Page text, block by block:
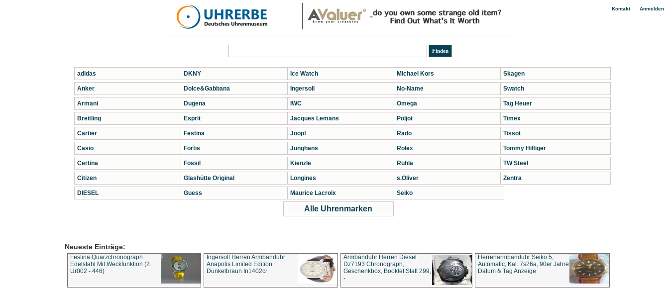
Kontakt| Anmelden
adidas
Anker
Armani
Breitling
Cartier
Casio
Certina
Citizen
DIESEL
DKNY
Dolce&Gabbana
Dugena
Esprit
Festina
Fortis
Fossil
Glashütte Original
Guess
Ice Watch
Ingersoll
IWC
Jacques Lemans
Joop!
Junghans
Kienzle
Longines
Maurice Lacroix
Michael Kors
No-Name
Omega
Poljot
Rado
Rolex
Ruhla
s.Oliver
Seiko
Skagen
Swatch
Tag Heuer
Timex
Tissot
Tommy Hilfiger
TW Steel
Zentra
Alle Uhrenmarken
Neueste Einträge:
Festina Quarzchronograph
Edelstahl Mit Weckfunktion (2.
Ur002 - 446)
Ingersoll Herren Armbanduhr
Anapolis Limited Edition
Dunkelbraun In1402cr
Armbanduhr Herren Diesel
Dz7193 Chro­no­graph,
Geschenkbox, Booklet Statt 299,
-
Herrenarmbanduhr Seiko 5,
Automatic, Kal. 7s26a, 90er Jahre
Datum & Tag Anzeige